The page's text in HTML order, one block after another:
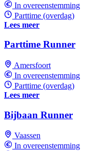
In overeenstemming
Parttime (overdag)
Lees meer
Parttime Runner
Amersfoort
In overeenstemming
Parttime (overdag)
Lees meer
Bijbaan Runner
Vaassen
In overeenstemming